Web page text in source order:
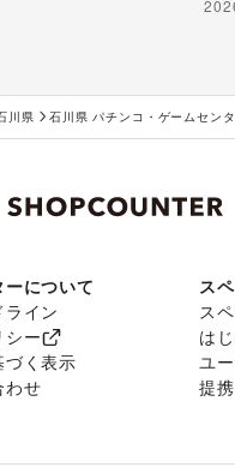
川県 石川県 パチンコ・ゲームセン
について
イン
シー
く表示
わせ
ス
ス
は
ユ
提